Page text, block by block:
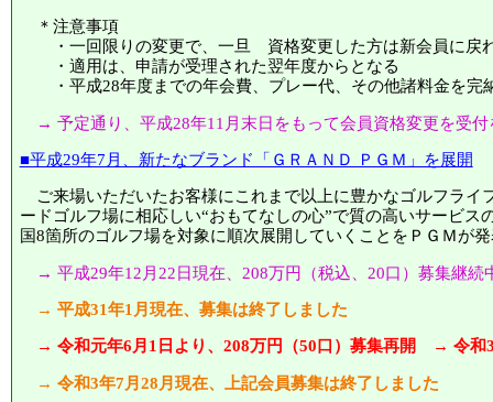
＊注意事項
・一回限りの変更で、一旦 資格変更した方は新会員に戻
・適用は、申請が受理された翌年度からとなる
・平成28年度までの年会費、プレー代、その他諸料金を完
→ 予定通り、平成28年11月末日をもって会員資格変更を受付
■平成29年7月、新たなブランド「ＧＲＡＮＤ ＰＧＭ」を展開
ご来場いただいたお客様にこれまで以上に豊かなゴルフライ
ードゴルフ場に相応しい“おもてなしの心”で質の高いサービス
国8箇所のゴルフ場を対象に順次展開していくことをＰＧＭが
→ 平成29年12月22日現在、208万円（税込、20口）募集継続
→ 平成31年1月現在、募集は終了しました
→ 令和元年6月1日より、208万円（50口）募集再開 → 令和3
→ 令和3年7月28月現在、上記会員募集は終了しました